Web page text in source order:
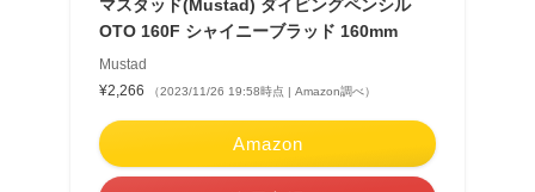
マスタッド(Mustad) ダイビングペンシル
OTO 160F シャイニーブラッド 160mm
Mustad
¥2,266
（2023/11/26 19:58時点 | Amazon調べ）
Amazon